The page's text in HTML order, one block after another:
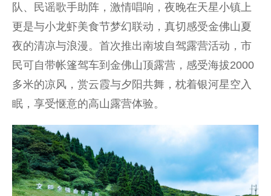
队、民谣歌手助阵，激情唱响，夜晚在天星小镇上
更是与小龙虾美食节梦幻联动，真切感受金佛山夏
夜的清凉与浪漫。首次推出南坡自驾露营活动，市
民可自带帐篷驾车到金佛山顶露营，感受海拔2000
多米的凉风，赏云霞与夕阳共舞，枕着银河星空入
眠，享受惬意的高山露营体验。